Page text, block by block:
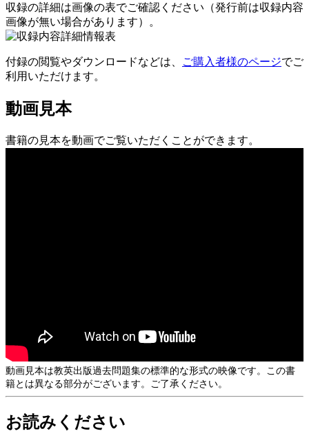
収録の詳細は画像の表でご確認ください（発行前は収録内容
画像が無い場合があります）。
付録の閲覧やダウンロードなどは、 ご購入者様のページでご
利用いただけます。
動画見本
書籍の見本を動画でご覧いただくことができます。
動画見本は教英出版過去問題集の標準的な形式の映像です。この書
籍とは異なる部分がございます。ご了承ください。
お読みください